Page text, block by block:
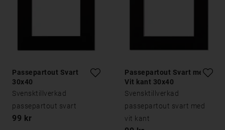
Passepartout Svart
30x40
Svensktillverkad
passepartout svart
99 kr
Passepartout Svart med
Vit kant 30x40
Svensktillverkad
passepartout svart med
vit kant